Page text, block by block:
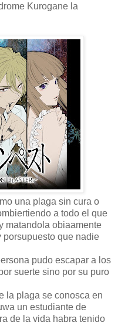
Kurogane la
una plaga sin cura o
a todo el que
matandola obiaamente
porsupuesto que nadie
pudo escapar a los
suerte sino por su puro
la plaga se conosca en
un estudiante de
de la vida habra tenido